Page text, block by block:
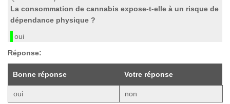
La consommation de cannabis expose-t-elle à un risque de
dépendance physique ?
oui
Réponse:
Bonne réponse Votre réponse
oui non